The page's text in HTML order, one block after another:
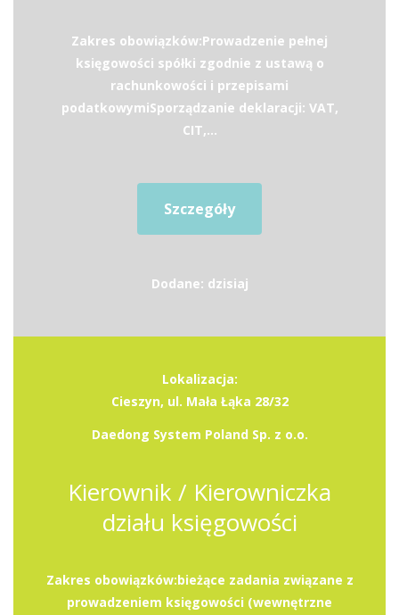
Zakres obowiązków:Prowadzenie pełnej
księgowości spółki zgodnie z ustawą o
rachunkowości i przepisami
podatkowymiSporządzanie deklaracji: VAT,
CIT,...
Szczegóły
Dodane: dzisiaj
Lokalizacja:
Cieszyn, ul. Mała Łąka 28/32
Daedong System Poland Sp. z o.o.
Kierownik / Kierowniczka
działu księgowości
Zakres obowiązków:bieżące zadania związane z
prowadzeniem księgowości (wewnętrzne